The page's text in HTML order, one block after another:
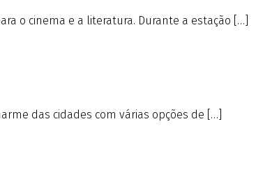
o cinema e a literatura. Durante a estação […]
das cidades com várias opções de […]